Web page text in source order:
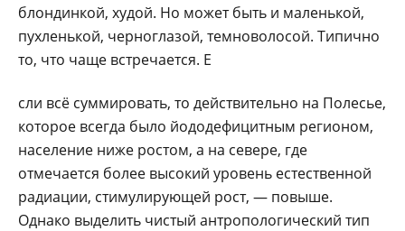
блондинкой, худой. Но может быть и маленькой,
пухленькой, черноглазой, темноволосой. Типично
то, что чаще встречается. Е
сли всё суммировать, то действительно на Полесье,
которое всегда было йододефицитным регионом,
население ниже ростом, а на севере, где
отмечается более высокий уровень естественной
радиации, стимулирующей рост, — повыше.
Однако выделить чистый антропологический тип